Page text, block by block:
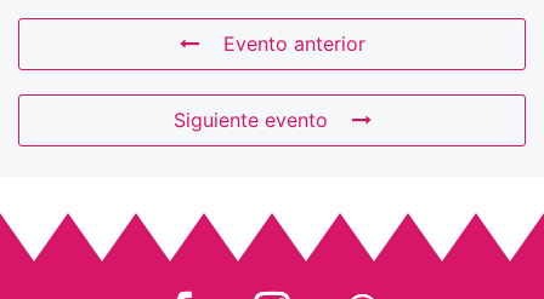
Evento anterior
Siguiente evento